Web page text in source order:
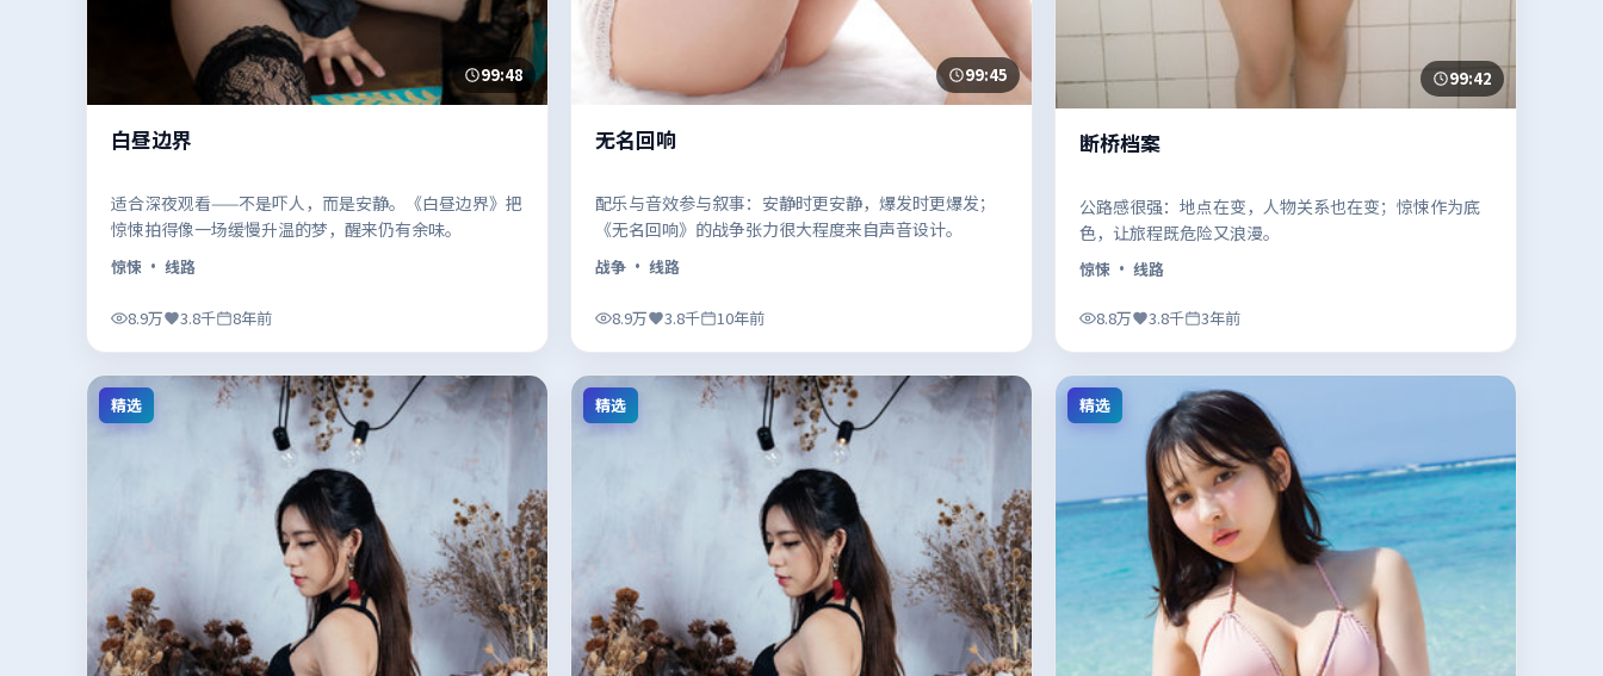
99:48
白昼边界
适合深夜观看——不是吓人，而是安静。《白昼边界》把
惊悚拍得像一场缓慢升温的梦，醒来仍有余味。
惊悚 · 线路
8.9万 3.8千 8年前
99:45
无名回响
配乐与音效参与叙事：安静时更安静，爆发时更爆发；
《无名回响》的战争张力很大程度来自声音设计。
战争 · 线路
8.9万 3.8千 10年前
99:42
断桥档案
公路感很强：地点在变，人物关系也在变；惊悚作为底
色，让旅程既危险又浪漫。
惊悚 · 线路
8.8万 3.8千 3年前
精选 精选 精选